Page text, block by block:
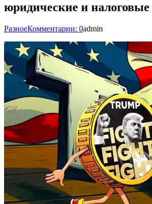
юридические и
РазноеКомментарии: 0admin